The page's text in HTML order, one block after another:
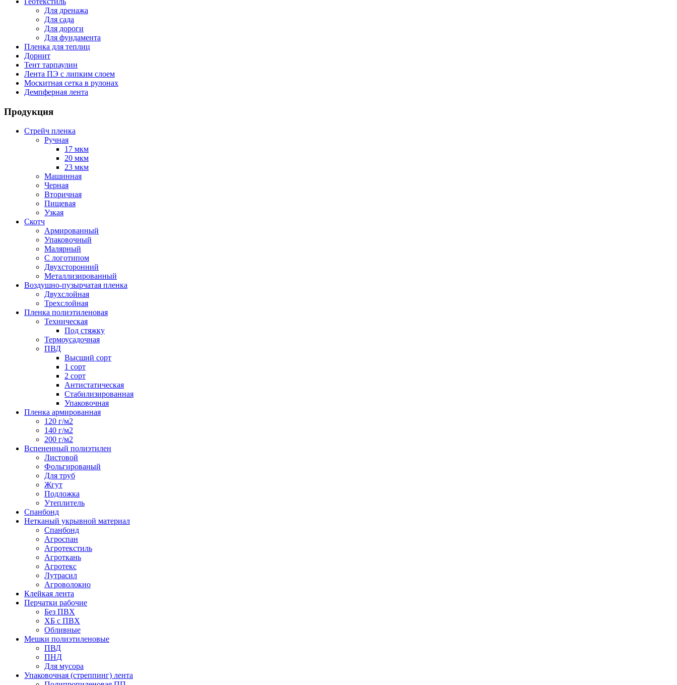
Для дренажа
Для сада
Для дороги
Для фундамента
Пленка для теплиц
Дорнит
Тент тарпаулин
Лента ПЭ с липким слоем
Москитная сетка в рулонах
Демпферная лента
Продукция
Стрейч пленка
Ручная
17 мкм
20 мкм
23 мкм
Машинная
Черная
Вторичная
Пищевая
Узкая
Скотч
Армированный
Упаковочный
Малярный
С логотипом
Двухсторонний
Металлизированный
Воздушно-пузырчатая пленка
Двухслойная
Трехслойная
Пленка полиэтиленовая
Техническая
Под стяжку
Термоусадочная
ПВД
Высший сорт
1 сорт
2 сорт
Антистатическая
Стабилизированная
Упаковочная
Пленка армированная
120 г/м2
140 г/м2
200 г/м2
Вспененный полиэтилен
Листовой
Фольгированый
Для труб
Жгут
Подложка
Утеплитель
Спанбонд
Нетканый укрывной материал
Спанбонд
Агроспан
Агротекстиль
Агроткань
Агротекс
Лутрасил
Агроволокно
Клейкая лента
Перчатки рабочие
Без ПВХ
ХБ с ПВХ
Обливные
Мешки полиэтиленовые
ПВД
ПНД
Для мусора
Упаковочная (стреппинг) лента